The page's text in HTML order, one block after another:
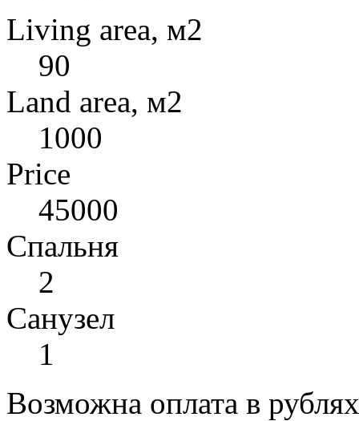
Living area, м2
90
Land area, м2
1000
Price
45000
Спальня
2
Санузел
1
Возможна оплата в